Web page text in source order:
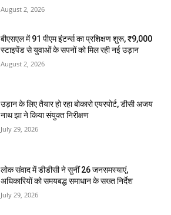
August 2, 2026
बीएसएल में 91 पीएम इंटर्न्स का प्रशिक्षण शुरू, ₹9,000
स्टाइपेंड से युवाओं के सपनों को मिल रही नई उड़ान
August 2, 2026
उड़ान के लिए तैयार हो रहा बोकारो एयरपोर्ट, डीसी अजय
नाथ झा ने किया संयुक्त निरीक्षण
July 29, 2026
लोक संवाद में डीडीसी ने सुनीं 26 जनसमस्याएं,
अधिकारियों को समयबद्ध समाधान के सख्त निर्देश
July 29, 2026